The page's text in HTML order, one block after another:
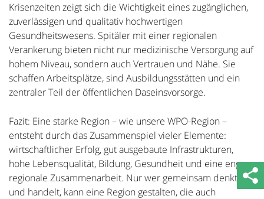
Krisenzeiten zeigt sich die Wichtigkeit eines zugänglichen,
zuverlässigen und qualitativ hochwertigen
Gesundheitswesens. Spitäler mit einer regionalen
Verankerung bieten nicht nur medizinische Versorgung auf
hohem Niveau, sondern auch Vertrauen und Nähe. Sie
schaffen Arbeitsplätze, sind Ausbildungsstätten und ein
zentraler Teil der öffentlichen Daseinsvorsorge.
Fazit: Eine starke Region – wie unsere WPO-Region –
entsteht durch das Zusammenspiel vieler Elemente:
wirtschaftlicher Erfolg, gut ausgebaute Infrastrukturen,
hohe Lebensqualität, Bildung, Gesundheit und eine enge
regionale Zusammenarbeit. Nur wer gemeinsam denkt
und handelt, kann eine Region gestalten, die auch